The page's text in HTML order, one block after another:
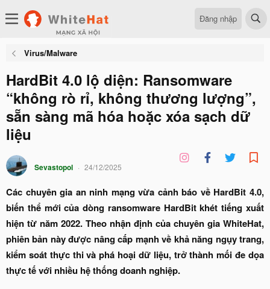
Đăng nhập
Virus/Malware
HardBit 4.0 lộ diện: Ransomware
“không rò rỉ, không thương lượng”,
sẵn sàng mã hóa hoặc xóa sạch dữ
liệu
Sevastopol 24/12/2025
Các chuyên gia an ninh mạng vừa cảnh báo về HardBit 4.0,
biến thể mới của dòng ransomware HardBit khét tiếng xuất
hiện từ năm 2022. Theo nhận định của chuyên gia WhiteHat,
phiên bản này được nâng cấp mạnh về khả năng ngụy trang,
kiểm soát thực thi và phá hoại dữ liệu, trở thành mối đe dọa
thực tế với nhiều hệ thống doanh nghiệp.